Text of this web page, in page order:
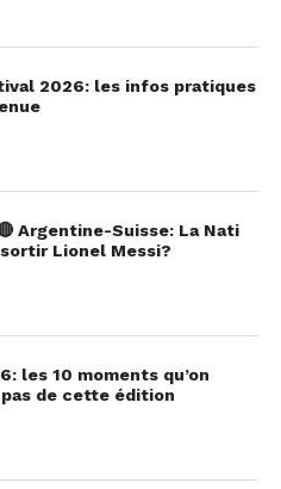
2026: les infos pratiques
Argentine-Suisse: La Nati
Lionel Messi?
les 10 moments qu’on
pas de cette édition